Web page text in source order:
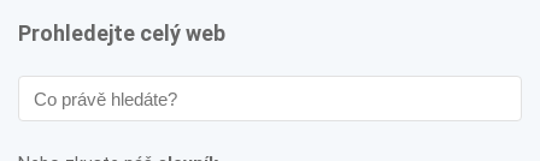
Prohledejte celý web